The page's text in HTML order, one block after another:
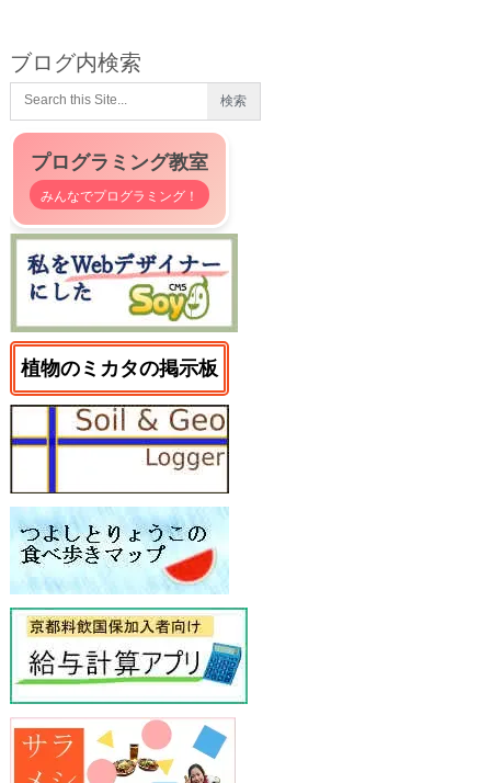
ブログ内検索
プログラミング教室
みんなでプログラミング！
植物のミカタの掲示板